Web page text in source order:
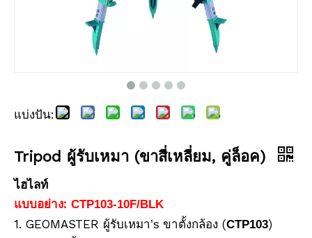
ปริซึมกันน้ำ (5', เคลือบทองแดง)
แบ่งปัน:
Tripod ผู้รับเหมา (ขาสี่เหลี่ยม, คู่ล็อค)
ไฮไลท์
แบบอย่าง: CTP103-10F/BLK
1. GEOMASTER ผู้รับเหมา’s ขาตั้งกล้อง (CTP103)